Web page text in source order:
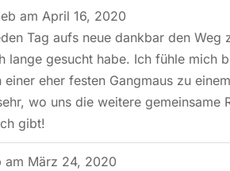
am April 16, 2020
Tag aufs neue dankbar den
lange gesucht habe. Ich fühle mich
eher festen Gangmaus zu
wo uns die weitere
gibt!
am März 24, 2020